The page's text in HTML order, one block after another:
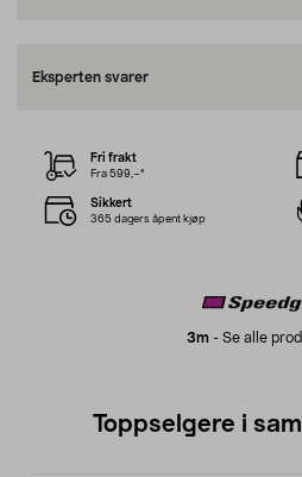
Eksperten svarer
3m- Se alle
Fri frakt
Fra 599,–*
Sikkert
365 dagers åpent kjøp
Toppselgere i